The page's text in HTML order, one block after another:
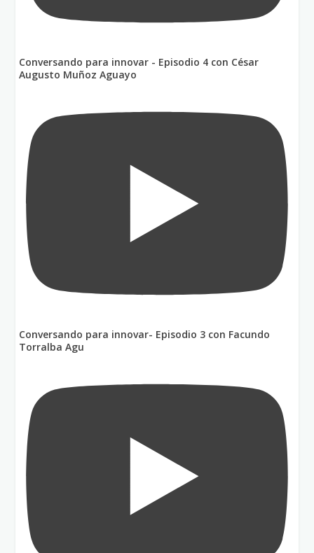
Conversando para innovar - Episodio 4 con César
Augusto Muñoz Aguayo
Conversando para innovar- Episodio 3 con Facundo
Torralba Agu